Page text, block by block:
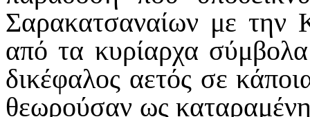
Σαρακατσαναίων με την
από τα κυρίαρχα
δικέφαλος αετός σε
θεωρούσαν ως